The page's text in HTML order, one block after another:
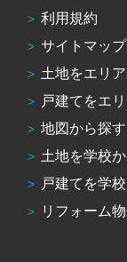
利用規約
サイトマップ
土地をエリ
戸建てをエ
地図から探す
土地を学校
戸建てを学
リフォーム